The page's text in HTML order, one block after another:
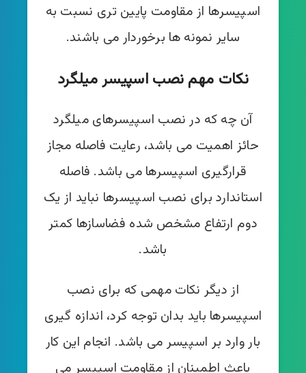
اسپیسرها از مقاومت پایین تری نسبت به
سایر نمونه ها برخوردار می باشند.
نکات مهم نصب اسپیسر میلگرد
آن چه که در نصب اسپیسرهای میلگرد
حائز اهمیت می باشد، رعایت فاصله مجاز
قرارگیری اسپیسرها می باشد. فاصله
استاندارد برای نصب اسپیسرها نباید از یک
دوم ارتفاع مشخص شده فضاسازها کمتر
باشد.
از دیگر نکات مهمی که برای نصب
اسپیسرها باید بدان توجه کرد، اندازه گیری
بار وارد بر اسپیسر می باشد. انجام این کار
باعث اطمینان از مقاومت اسپیسر می